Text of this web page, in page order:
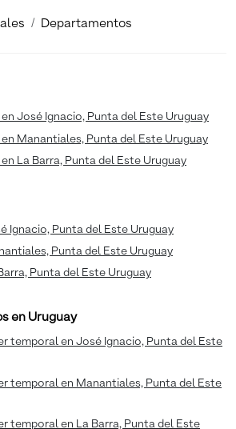
Departamentos
José Ignacio, Punta del Este Uruguay
Manantiales, Punta del Este Uruguay
La Barra, Punta del Este Uruguay
Ignacio, Punta del Este Uruguay
Punta del Este Uruguay
Punta del Este Uruguay
en Uruguay
temporal en José Ignacio, Punta del Este
temporal en Manantiales, Punta del Este
temporal en La Barra, Punta del Este